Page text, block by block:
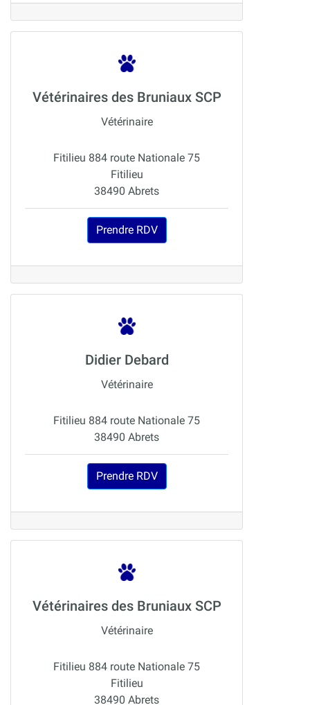
Vétérinaires des Bruniaux SCP
Vétérinaire
Fitilieu 884 route Nationale 75
Fitilieu
38490 Abrets
Prendre RDV
Didier Debard
Vétérinaire
Fitilieu 884 route Nationale 75
38490 Abrets
Prendre RDV
Vétérinaires des Bruniaux SCP
Vétérinaire
Fitilieu 884 route Nationale 75
Fitilieu
38490 Abrets